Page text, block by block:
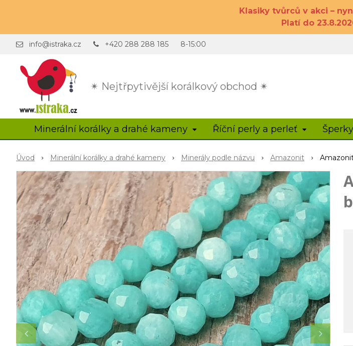
Klasiky tvůrců v akci –
Platí do
✴ Nejtřpytivější korálkový obchod ✴
info@istraka.cz +420 288 288 185 8-15:00
Minerální korálky a drahé kameny Říční perly a perleť Šperky
Úvod Minerální korálky a drahé kameny Minerály podle názvu Amazonit